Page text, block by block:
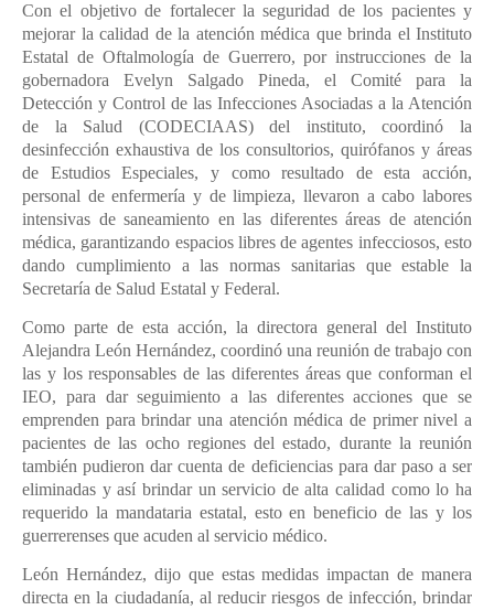
Con el objetivo de fortalecer la seguridad de los pacientes y
mejorar la calidad de la atención médica que brinda el Instituto
Estatal de Oftalmología de Guerrero, por instrucciones de la
gobernadora Evelyn Salgado Pineda, el Comité para la
Detección y Control de las Infecciones Asociadas a la Atención
de la Salud (CODECIAAS) del instituto, coordinó la
desinfección exhaustiva de los consultorios, quirófanos y áreas
de Estudios Especiales, y como resultado de esta acción,
personal de enfermería y de limpieza, llevaron a cabo labores
intensivas de saneamiento en las diferentes áreas de atención
médica, garantizando espacios libres de agentes infecciosos, esto
dando cumplimiento a las normas sanitarias que estable la
Secretaría de Salud Estatal y Federal.
Como parte de esta acción, la directora general del Instituto
Alejandra León Hernández, coordinó una reunión de trabajo con
las y los responsables de las diferentes áreas que conforman el
IEO, para dar seguimiento a las diferentes acciones que se
emprenden para brindar una atención médica de primer nivel a
pacientes de las ocho regiones del estado, durante la reunión
también pudieron dar cuenta de deficiencias para dar paso a ser
eliminadas y así brindar un servicio de alta calidad como lo ha
requerido la mandataria estatal, esto en beneficio de las y los
guerrerenses que acuden al servicio médico.
León Hernández, dijo que estas medidas impactan de manera
directa en la ciudadanía, al reducir riesgos de infección, brindar